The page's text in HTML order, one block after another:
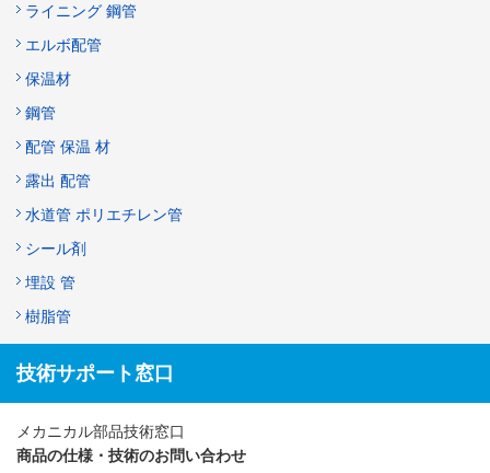
ライニング 鋼管
エルボ配管
保温材
鋼管
配管 保温 材
露出 配管
水道管 ポリエチレン管
シール剤
埋設 管
樹脂管
技術サポート窓口
メカニカル部品技術窓口
商品の仕様・技術のお問い合わせ